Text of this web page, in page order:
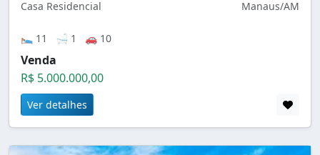
Casa Residencial Manaus/AM
🛌 11 🛁 1 🚗 10
Venda
R$ 5.000.000,00
Ver detalhes